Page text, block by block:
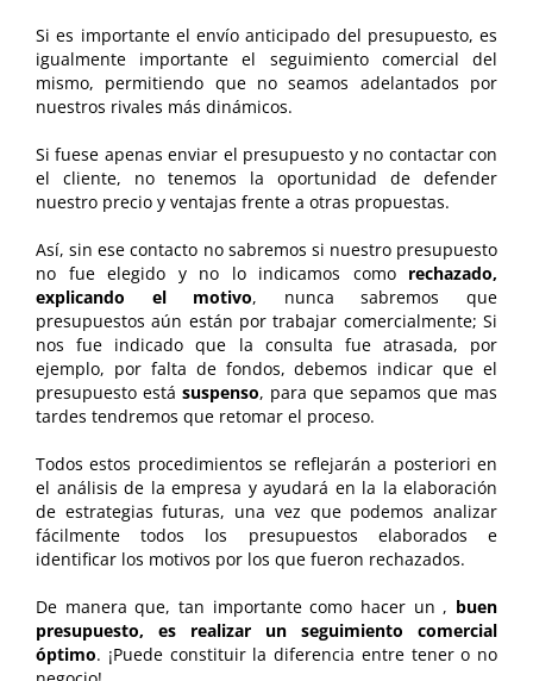
Si es importante el envío anticipado del presupuesto, es
igualmente importante el seguimiento comercial del
mismo, permitiendo que no seamos adelantados por
nuestros rivales más dinámicos.
Si fuese apenas enviar el presupuesto y no contactar con
el cliente, no tenemos la oportunidad de defender
nuestro precio y ventajas frente a otras propuestas.
Así, sin ese contacto no sabremos si nuestro presupuesto
no fue elegido y no lo indicamos como rechazado,
explicando el motivo, nunca sabremos que
presupuestos aún están por trabajar comercialmente; Si
nos fue indicado que la consulta fue atrasada, por
ejemplo, por falta de fondos, debemos indicar que el
presupuesto está suspenso, para que sepamos que mas
tardes tendremos que retomar el proceso.
Todos estos procedimientos se reflejarán a posteriori en
el análisis de la empresa y ayudará en la la elaboración
de estrategias futuras, una vez que podemos analizar
fácilmente todos los presupuestos elaborados e
identificar los motivos por los que fueron rechazados.
De manera que, tan importante como hacer un , buen
presupuesto, es realizar un seguimiento comercial
óptimo. ¡Puede constituir la diferencia entre tener o no